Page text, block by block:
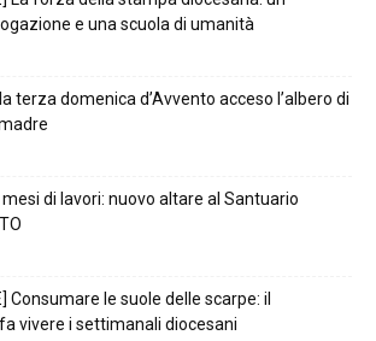
e una scuola di umanità
terza domenica d’Avvento acceso l’albero di
di lavori: nuovo altare al Santuario
Consumare le suole delle scarpe: il
vivere i settimanali diocesani